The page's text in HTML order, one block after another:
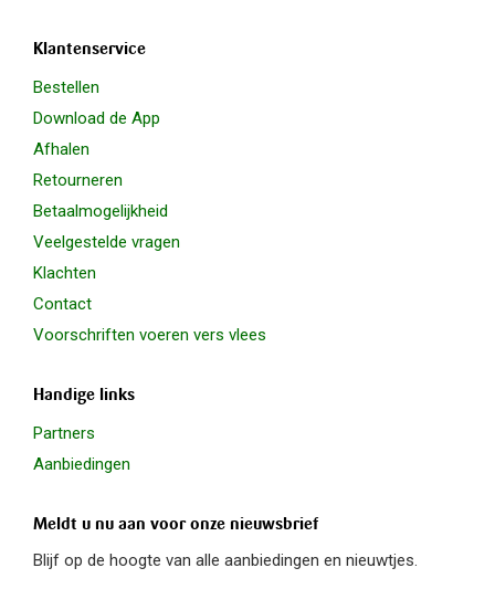
Klantenservice
Bestellen
Download de App
Afhalen
Retourneren
Betaalmogelijkheid
Veelgestelde vragen
Klachten
Contact
Voorschriften voeren vers vlees
Handige links
Partners
Aanbiedingen
Meldt u nu aan voor onze nieuwsbrief
Blijf op de hoogte van alle aanbiedingen en nieuwtjes.